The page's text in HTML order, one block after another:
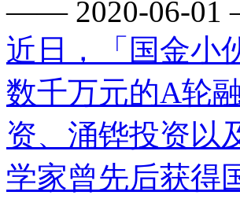
—— 2020-06-
近日，「国金小
数千万元的A轮
资、涌铧投资以
学家曾先后获得